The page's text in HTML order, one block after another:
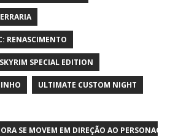
RENASCIMENTO
SPECIAL EDITION
ULTIMATE CUSTOM NIGHT
SE MOVEM EM DIREÇÃO AO